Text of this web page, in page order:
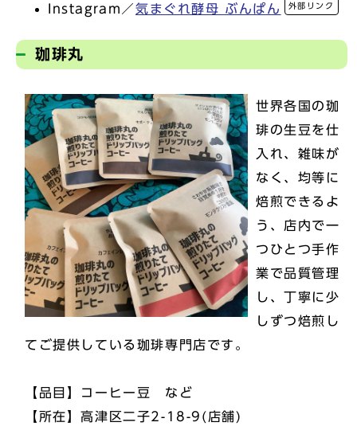
Instagram／気まぐれ酵母 ぶんぱん 外部リンク
珈琲丸
世界各国の珈
琲の生豆を仕
入れ、雑味が
なく、均等に
焙煎できるよ
う、店内で一
つひとつ手作
業で品質管理
し、丁寧に少
しずつ焙煎し
てご提供している珈琲専門店です。
【品目】コーヒー豆 など
【所在】高津区二子2-18-9(店舗)